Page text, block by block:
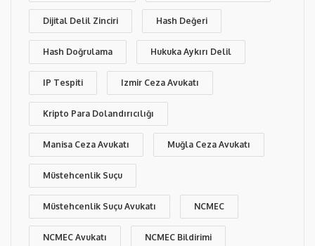
Dijital Delil Zinciri Hash Değeri
Hash Doğrulama Hukuka Aykırı Delil
IP Tespiti Izmir Ceza Avukatı
Kripto Para Dolandırıcılığı
Manisa Ceza Avukatı Muğla Ceza Avukatı
Müstehcenlik Suçu
Müstehcenlik Suçu Avukatı NCMEC
NCMEC Avukatı NCMEC Bildirimi